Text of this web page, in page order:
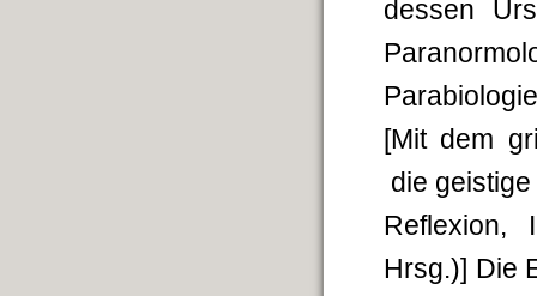
dessen
[Mit dem
die
Reflexion,
Hrsg.)] Die